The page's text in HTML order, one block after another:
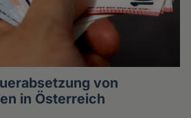
von
in Österreich